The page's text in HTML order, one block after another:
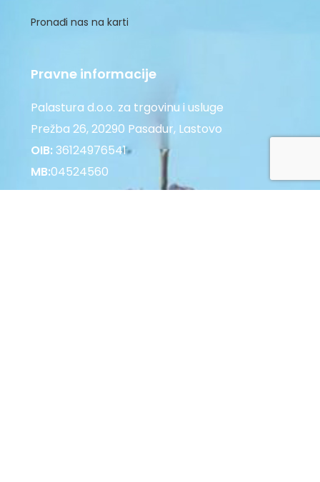
Pronađi nas na karti
Pravne informacije
Palastura d.o.o. za trgovinu i usluge
Prežba 26, 20290 Pasadur, Lastovo
OIB:36124976541
MB:04524560